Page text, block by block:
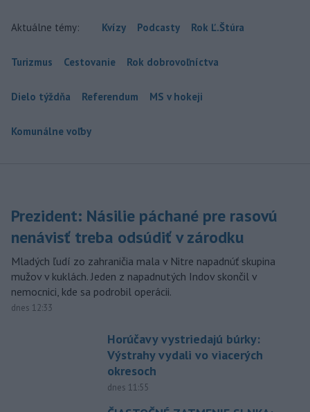
Aktuálne témy: Kvízy Podcasty Rok Ľ.Štúra
Turizmus Cestovanie Rok dobrovoľníctva
Dielo týždňa Referendum MS v hokeji
Komunálne voľby
Prezident: Násilie páchané pre rasovú
nenávisť treba odsúdiť v zárodku
Mladých ľudí zo zahraničia mala v Nitre napadnúť skupina
mužov v kuklách. Jeden z napadnutých Indov skončil v
nemocnici, kde sa podrobil operácii.
dnes 12:33
Horúčavy vystriedajú búrky:
Výstrahy vydali vo viacerých
okresoch
dnes 11:55